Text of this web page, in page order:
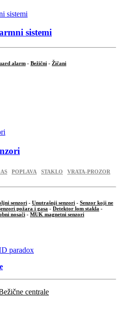
sistemi
alarm - Bežični - Žičani
POPLAVA STAKLO VRATA-PROZOR
senzori - Unutrašnji senzori - Senzor koji ne
požara i gasa - Detektor lom stakla -
nosači - MUK magnetni senzori
centrale